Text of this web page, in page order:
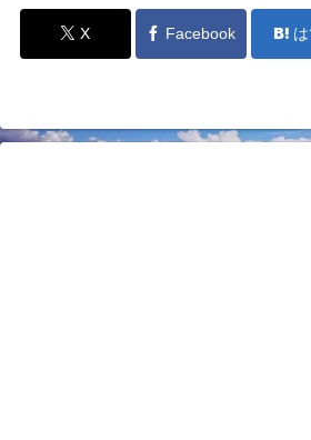
X Facebook